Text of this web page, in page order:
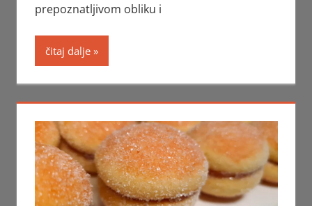
prepoznatljivom obliku i
čitaj dalje